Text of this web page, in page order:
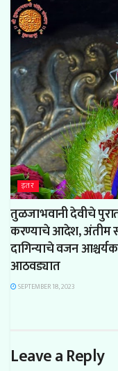
इतर
तुळजाभवानी देवीचे
करण्याचे आदेश, अंतीम
दागिन्याचे वजन
आठवड्यात
SEPTEMBER 18, 2023
Leave a Reply